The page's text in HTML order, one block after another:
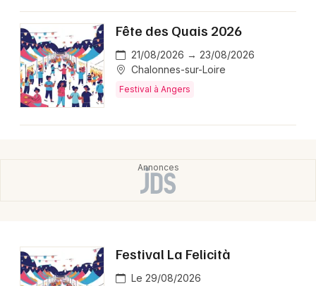
Fête des Quais 2026
21/08/2026 → 23/08/2026
Chalonnes-sur-Loire
Festival à Angers
Festival La Felicità
Le 29/08/2026